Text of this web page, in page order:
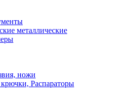
металлические
ножи
Распараторы